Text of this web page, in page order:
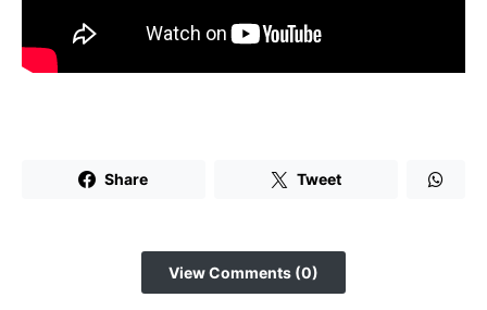
Share Tweet
View Comments (0)